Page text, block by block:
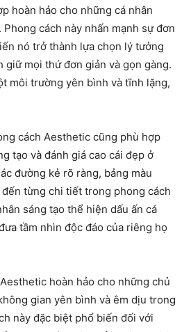
hoàn hảo cho những cá nhân
cách này nhấn mạnh sự đơn
nó trở thành lựa chọn lý tưởng
mọi thứ đơn giản và gọn gàng.
môi trường yên bình và tĩnh lặng,
cách Aesthetic cũng phù hợp
tạo và đánh giá cao cái đẹp ở
đường kẻ rõ ràng, bảng màu
từng chi tiết trong phong cách
sáng tạo thể hiện dấu ấn cá
tầm nhìn độc đáo của riêng họ
hoàn hảo cho những chủ
gian yên bình và êm dịu trong
này đặc biệt phổ biến đối với